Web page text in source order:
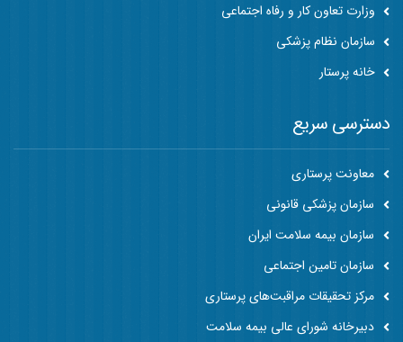
وزارت تعاون کار و رفاه اجتماعی
سازمان نظام پزشکی
خانه پرستار
دسترسی سریع
معاونت پرستاری
سازمان پزشکی قانونی
سازمان بیمه سلامت ایران
سازمان تامین اجتماعی
مرکز تحقیقات مراقبت‌های پرستاری
دبیرخانه شورای عالی بیمه سلامت